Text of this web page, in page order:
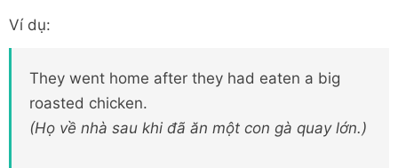
Ví dụ:
They went home after they had eaten a big
roasted chicken.
(Họ về nhà sau khi đã ăn một con gà quay lớn.)